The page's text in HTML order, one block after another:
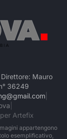
Mauro
36249
Artefix
appartengono
esemplificativo,